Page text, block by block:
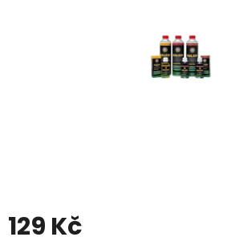
129 Kč